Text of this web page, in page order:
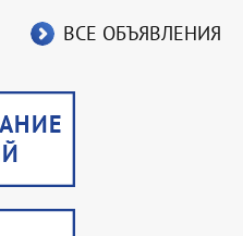
ВСЕ ОБЪЯВЛЕНИЯ